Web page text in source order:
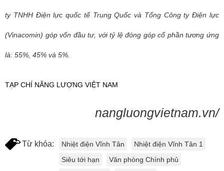
ty TNHH Điện lực quốc tế Trung Quốc và Tổng Công ty Điện lực
(Vinacomin) góp vốn đầu tư, với tỷ lệ đóng góp cổ phần tương ứng
là: 55%, 45% và 5%.
TẠP CHÍ NĂNG LƯỢNG VIỆT NAM
nangluongvietnam.vn/
Từ khóa: Nhiệt điện Vĩnh Tân
Nhiệt điện Vĩnh Tân 1
Siêu tới hạn
Văn phòng Chính phủ